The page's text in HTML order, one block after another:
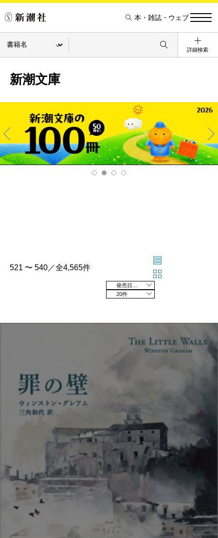
本・雑誌・ウェブ
詳細検索
新潮文庫
Pre
v
Ne
xt
521 〜 540／全4,565件
20件